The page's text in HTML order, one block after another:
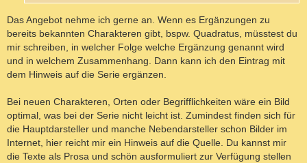
Das Angebot nehme ich gerne an. Wenn es Ergänzungen zu
bereits bekannten Charakteren gibt, bspw. Quadratus, müsstest du
mir schreiben, in welcher Folge welche Ergänzung genannt wird
und in welchem Zusammenhang. Dann kann ich den Eintrag mit
dem Hinweis auf die Serie ergänzen.
Bei neuen Charakteren, Orten oder Begrifflichkeiten wäre ein Bild
optimal, was bei der Serie nicht leicht ist. Zumindest finden sich für
die Hauptdarsteller und manche Nebendarsteller schon Bilder im
Internet, hier reicht mir ein Hinweis auf die Quelle. Du kannst mir
die Texte als Prosa und schön ausformuliert zur Verfügung stellen